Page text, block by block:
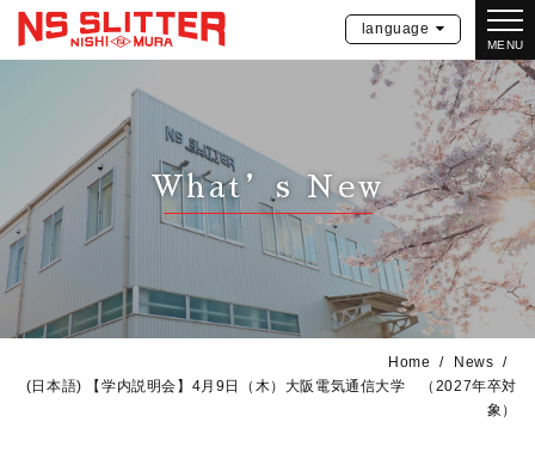
MENU
language
What’s New
Home
News
(日本語) 【学内説明会】4月9日（木）大阪電気通信大学 （2027年卒対
象）